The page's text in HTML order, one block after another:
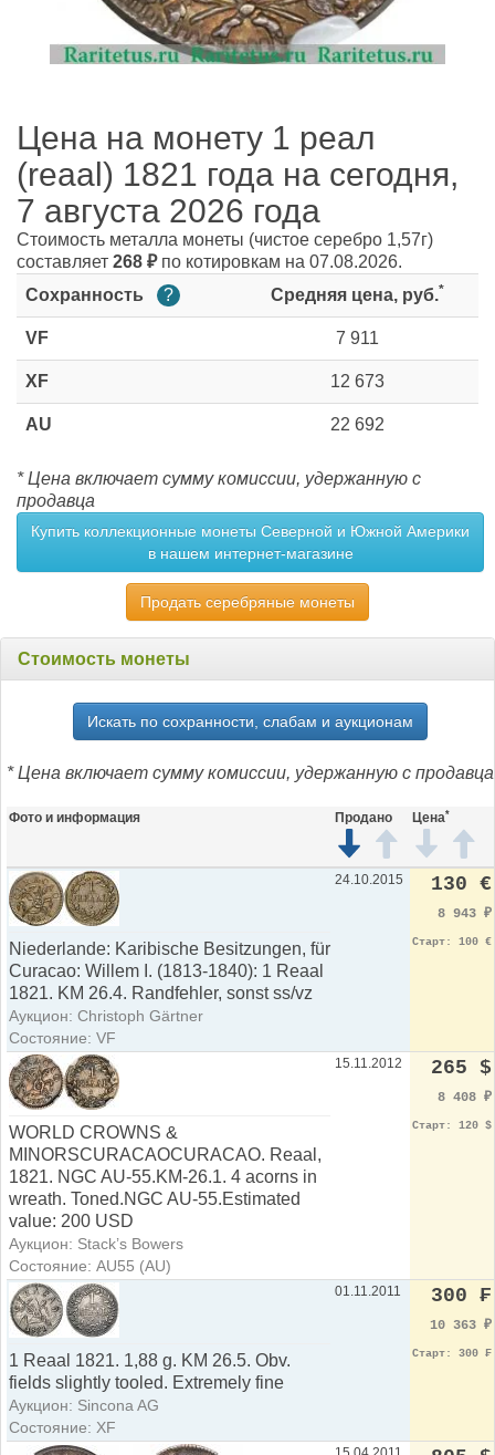
Цена на монету 1 реал
(reaal) 1821 года на сегодня,
7 августа 2026 года
Стоимость металла монеты (чистое серебро 1,57г)
составляет 268 ₽по котировкам на 07.08.2026.
Сохранность
? Средняя цена, руб.*
VF 7 911
XF 12 673
AU 22 692
* Цена включает сумму комиссии, удержанную с
продавца
Купить коллекционные монеты Северной и Южной Америки
в нашем интернет-магазине
Продать серебряные монеты
Стоимость монеты
Искать по сохранности, слабам и аукционам
* Цена включает сумму комиссии, удержанную с продавца
Фото и информация Продано Цена*
Niederlande: Karibische Besitzungen, für
Curacao: Willem I. (1813-1840): 1 Reaal
1821. KM 26.4. Randfehler, sonst ss/vz
Аукцион: Christoph Gärtner
Состояние: VF
24.10.2015 130 €
8 943 ₽
Старт: 100 €
WORLD CROWNS &
MINORSCURACAOCURACAO. Reaal,
1821. NGC AU-55.KM-26.1. 4 acorns in
wreath. Toned.NGC AU-55.Estimated
value: 200 USD
Аукцион: Stack’s Bowers
Состояние: AU55 (AU)
15.11.2012 265 $
8 408 ₽
Старт: 120 $
1 Reaal 1821. 1,88 g. KM 26.5. Obv.
fields slightly tooled. Extremely fine
Аукцион: Sincona AG
Состояние: XF
01.11.2011 300 ₣
10 363 ₽
Старт: 300 ₣